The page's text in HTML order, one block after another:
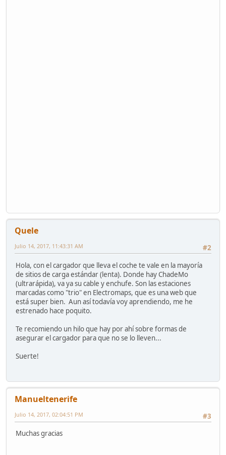
Quele
#2
Julio 14, 2017, 11:43:31 AM
Hola, con el cargador que lleva el coche te vale en la mayoría
de sitios de carga estándar (lenta). Donde hay ChadeMo
(ultrarápida), va ya su cable y enchufe. Son las estaciones
marcadas como "trio" en Electromaps, que es una web que
está super bien. Aun así todavía voy aprendiendo, me he
estrenado hace poquito.
Te recomiendo un hilo que hay por ahí sobre formas de
asegurar el cargador para que no se lo lleven...
Suerte!
Manueltenerife
#3
Julio 14, 2017, 02:04:51 PM
Muchas gracias